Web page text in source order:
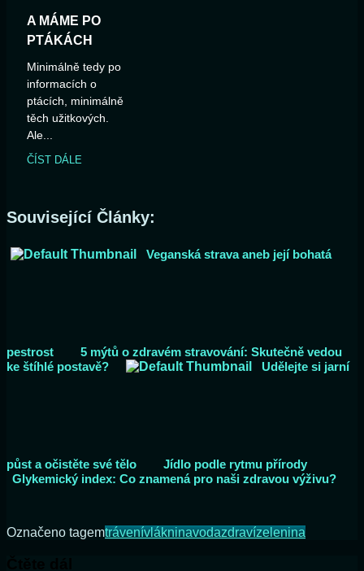
A MÁME PO
PTÁKÁCH
Minimálně tedy po
informacích o
ptácích, minimálně
těch užitkových.
Ale...
ČÍST DÁLE
Související Články:
Veganská strava aneb její bohatá
pestrost
5 mýtů o zdravém stravování: Skutečně vedou
ke štíhlé postavě?
Udělejte si jarní
půst a očistěte své tělo
Jídlo podle rytmu přírody
Glykemický index: Co znamená pro naši zdravou výživu?
Označeno tagemtrávenívlákninavodazdravízelenina